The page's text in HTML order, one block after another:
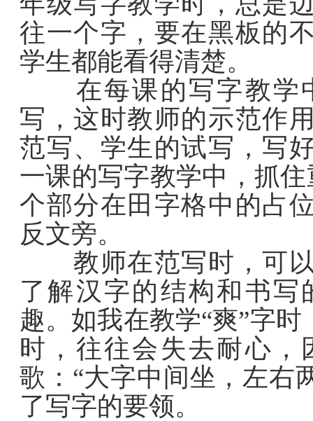
往一个字，要在黑板的
学生都能看得清楚。
在每课的写字教学
写，这时教师的示范作
范写、学生的试写，写
一课的写字教学中，抓
个部分在田字格中的占
反文旁。
教师在范写时，可以
了解汉字的结构和书
趣。如我在教学“爽”字
时，往往会失去耐心
歌：“大字中间坐，左右
了写字的要领。